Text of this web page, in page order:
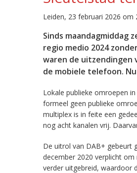
Leiden, 23 februari 2026 om
Sinds maandagmiddag
regio medio 2024
waren de uitzendingen
de mobiele telefoon.
Lokale publieke omroepen
formeel geen publieke
multiplex is in feite een
nog acht kanalen vrij.
De uitrol van DAB+ gebeurt
december 2020 verplicht
verder uitgebreid, waardoor